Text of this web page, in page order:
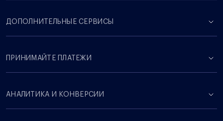
ДОПОЛНИТЕЛЬНЫЕ СЕРВИСЫ
ПРИНИМАЙТЕ ПЛАТЕЖИ
АНАЛИТИКА И КОНВЕРСИИ